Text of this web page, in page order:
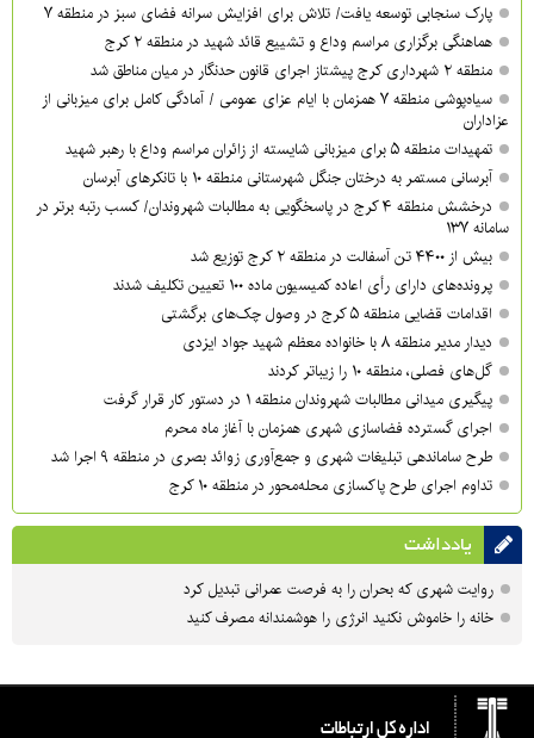
پارک سنجابی توسعه یافت/ تلاش برای افزایش سرانه فضای سبز در منطقه ۷
هماهنگی برگزاری مراسم وداع و تشییع قائد شهید در منطقه ۲ کرج
منطقه ۲ شهرداری کرج پیشتاز اجرای قانون حدنگار در میان مناطق شد
سیاه‌پوشی منطقه ۷ همزمان با ایام عزای عمومی / آمادگی کامل برای میزبانی از
عزاداران
تمهیدات منطقه ۵ برای میزبانی شایسته از زائران مراسم وداع با رهبر شهید
آبرسانی مستمر به درختان جنگل شهرستانی منطقه ۱۰ با تانکرهای آبرسان
درخشش منطقه ۴ کرج در پاسخگویی به مطالبات شهروندان/ کسب رتبه برتر در
سامانه ۱۳۷
بیش از ۴۴۰۰ تن آسفالت در منطقه ۲ کرج توزیع شد
پرونده‌های دارای رأی اعاده کمیسیون ماده ۱۰۰ تعیین تکلیف شدند
اقدامات قضایی منطقه ۵ کرج در وصول چک‌های برگشتی
دیدار مدیر منطقه ۸ با خانواده معظم شهید جواد ایزدی
گل‌های فصلی، منطقه ۱۰ را زیباتر کردند
پیگیری میدانی مطالبات شهروندان منطقه ۱ در دستور کار قرار گرفت
اجرای گسترده فضاسازی شهری همزمان با آغاز ماه محرم
طرح ساماندهی تبلیغات شهری و جمع‌آوری زوائد بصری در منطقه ۹ اجرا شد
تداوم اجرای طرح پاکسازی محله‌محور در منطقه ۱۰ کرج
یادداشت
روایت شهری که بحران را به فرصت عمرانی تبدیل کرد
خانه را خاموش نکنید انرژی را هوشمندانه مصرف کنید